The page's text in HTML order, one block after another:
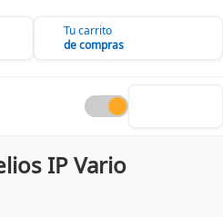
Tu carrito
de compras
IP Vario